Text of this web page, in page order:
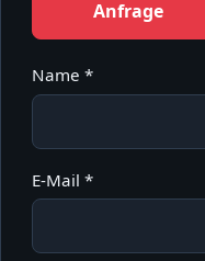
Anfrage
Name *
E-Mail *